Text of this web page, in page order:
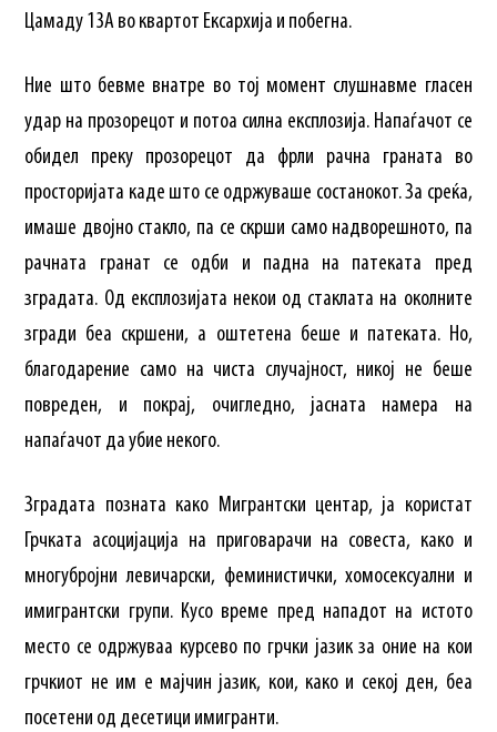
Цамаду 13А во квартот Ексархија и побегна.
Ние што бевме внатре во тој момент слушнавме гласен
удар на прозорецот и потоа силна експлозија. Напаѓачот се
обидел преку прозорецот да фрли рачна граната во
просторијата каде што се одржуваше состанокот. За среќа,
имаше двојно стакло, па се скрши само надворешното, па
рачната гранат се одби и падна на патеката пред
зградата. Од експлозијата некои од стаклата на околните
згради беа скршени, а оштетена беше и патеката. Но,
благодарение само на чиста случајност, никој не беше
повреден, и покрај, очигледно, јасната намера на
напаѓачот да убие некого.
Зградата позната како Мигрантски центар, ја користат
Грчката асоцијација на приговарачи на совеста, како и
многубројни левичарски, феминистички, хомосексуални и
имигрантски групи. Кусо време пред нападот на истото
место се одржуваа курсево по грчки јазик за оние на кои
грчкиот не им е мајчин јазик, кои, како и секој ден, беа
посетени од десетици имигранти.